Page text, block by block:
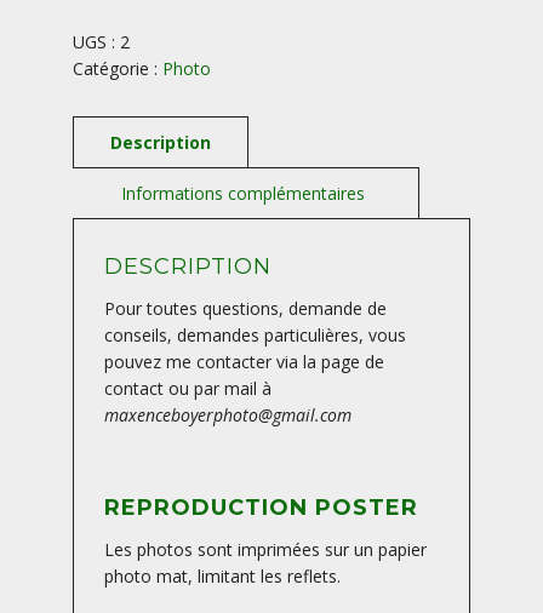
DE
DÔME
UGS : 2
Catégorie : Photo
DESCRIPTION
Pour toutes questions, demande de
conseils, demandes particulières, vous
pouvez me contacter via la page de
contact ou par mail à
maxenceboyerphoto@gmail.com
REPRODUCTION POSTER
Les photos sont imprimées sur un papier
photo mat, limitant les reflets.